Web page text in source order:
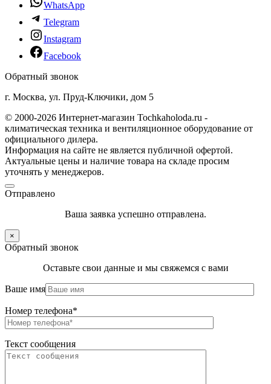
WhatsApp
Telegram
Instagram
Facebook
Обратный звонок
г. Москва, ул. Пруд-Ключики, дом 5
© 2000-2026 Интернет-магазин Tochkaholoda.ru -
климатическая техника и вентиляционное оборудование от
официального дилера.
Информация на сайте не является публичной офертой.
Актуальные цены и наличие товара на складе просим
уточнять у менеджеров.
Отправлено
Ваша заявка успешно отправлена.
×
Обратный звонок
Оставьте свои данные и мы свяжемся с вами
Ваше имя
Номер телефона*
Текст сообщения